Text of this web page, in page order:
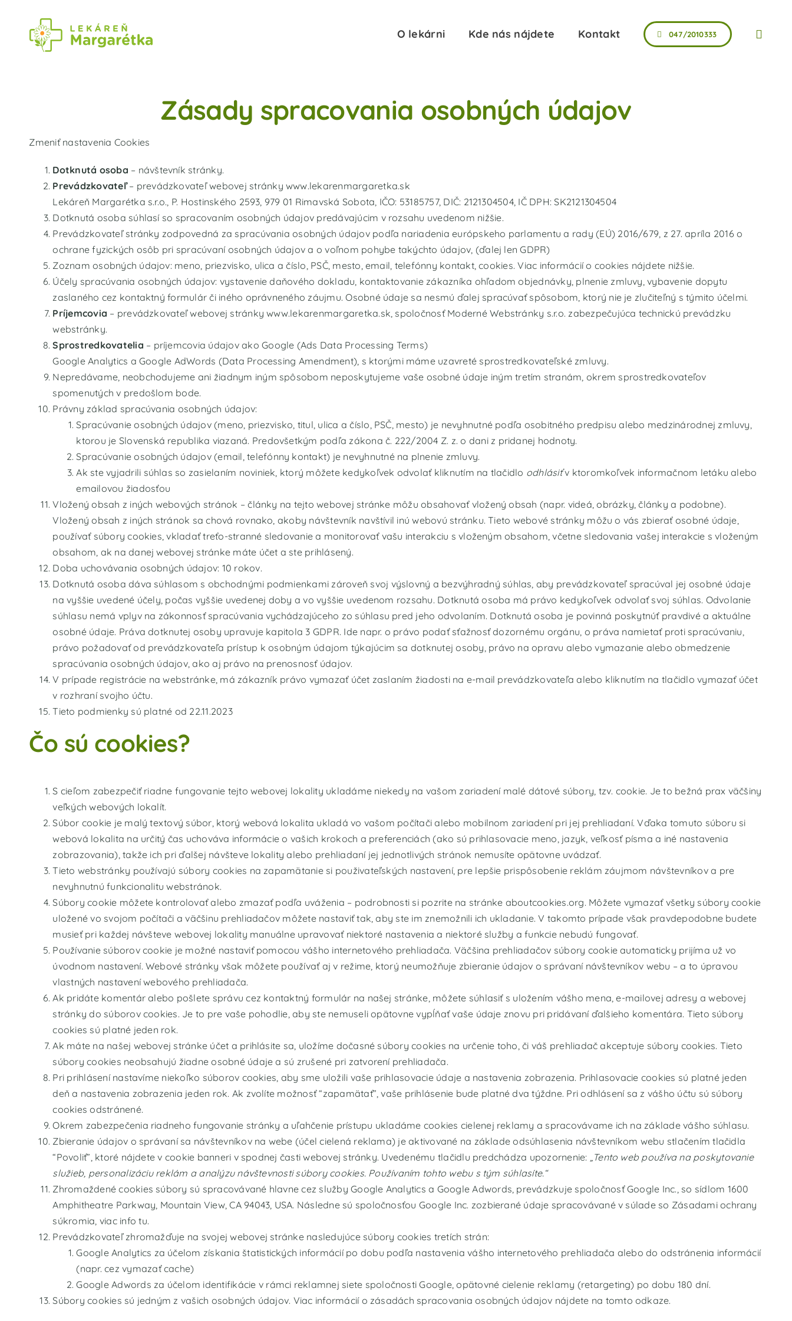
content
O lekárni Kde nás nájdete Kontakt 047/2010333
Zásady spracovania osobných údajov
Zmeniť nastavenia Cookies
Dotknutá osoba – návštevník stránky.
Prevádzkovateľ– prevádzkovateľ webovej stránky www.lekarenmargaretka.sk
Lekáreň Margarétka s.r.o., P. Hostinského 2593, 979 01 Rimavská Sobota, IČO: 53185757, DIČ: 2121304504, IČ DPH: SK2121304504
Dotknutá osoba súhlasí so spracovaním osobných údajov predávajúcim v rozsahu uvedenom nižšie.
Prevádzkovateľ stránky zodpovedná za spracúvania osobných údajov podľa nariadenia európskeho parlamentu a rady (EÚ) 2016/679, z 27. apríla 2016 o
ochrane fyzických osôb pri spracúvaní osobných údajov a o voľnom pohybe takýchto údajov, (ďalej len GDPR)
Zoznam osobných údajov: meno, priezvisko, ulica a číslo, PSČ, mesto, email, telefónny kontakt, cookies. Viac informácií o cookies nájdete nižšie.
Účely spracúvania osobných údajov: vystavenie daňového dokladu, kontaktovanie zákazníka ohľadom objednávky, plnenie zmluvy, vybavenie dopytu
zaslaného cez kontaktný formulár či iného oprávneného záujmu. Osobné údaje sa nesmú ďalej spracúvať spôsobom, ktorý nie je zlučiteľný s týmito účelmi.
Príjemcovia – prevádzkovateľ webovej stránky www.lekarenmargaretka.sk, spoločnosť Moderné Webstránky s.r.o. zabezpečujúca technickú prevádzku
webstránky.
Sprostredkovatelia – príjemcovia údajov ako Google (Ads Data Processing Terms)
Google Analytics a Google AdWords (Data Processing Amendment), s ktorými máme uzavreté sprostredkovateľské zmluvy.
Nepredávame, neobchodujeme ani žiadnym iným spôsobom neposkytujeme vaše osobné údaje iným tretím stranám, okrem sprostredkovateľov
spomenutých v predošlom bode.
Právny základ spracúvania osobných údajov:
Spracúvanie osobných údajov (meno, priezvisko, titul, ulica a číslo, PSČ, mesto) je nevyhnutné podľa osobitného predpisu alebo medzinárodnej zmluvy,
ktorou je Slovenská republika viazaná. Predovšetkým podľa zákona č. 222/2004 Z. z. o dani z pridanej hodnoty.
Spracúvanie osobných údajov (email, telefónny kontakt) je nevyhnutné na plnenie zmluvy.
Ak ste vyjadrili súhlas so zasielaním noviniek, ktorý môžete kedykoľvek odvolať kliknutím na tlačidlo odhlásiťv ktoromkoľvek informačnom letáku alebo
emailovou žiadosťou
Vložený obsah z iných webových stránok – články na tejto webovej stránke môžu obsahovať vložený obsah (napr. videá, obrázky, články a podobne).
Vložený obsah z iných stránok sa chová rovnako, akoby návštevník navštívil inú webovú stránku. Tieto webové stránky môžu o vás zbierať osobné údaje,
používať súbory cookies, vkladať treťo-stranné sledovanie a monitorovať vašu interakciu s vloženým obsahom, včetne sledovania vašej interakcie s vloženým
obsahom, ak na danej webovej stránke máte účet a ste prihlásený.
Doba uchovávania osobných údajov: 10 rokov.
Dotknutá osoba dáva súhlasom s obchodnými podmienkami zároveň svoj výslovný a bezvýhradný súhlas, aby prevádzkovateľ spracúval jej osobné údaje
na vyššie uvedené účely, počas vyššie uvedenej doby a vo vyššie uvedenom rozsahu. Dotknutá osoba má právo kedykoľvek odvolať svoj súhlas. Odvolanie
súhlasu nemá vplyv na zákonnosť spracúvania vychádzajúceho zo súhlasu pred jeho odvolaním. Dotknutá osoba je povinná poskytnúť pravdivé a aktuálne
osobné údaje. Práva dotknutej osoby upravuje kapitola 3 GDPR. Ide napr. o právo podať sťažnosť dozornému orgánu, o práva namietať proti spracúvaniu,
právo požadovať od prevádzkovateľa prístup k osobným údajom týkajúcim sa dotknutej osoby, právo na opravu alebo vymazanie alebo obmedzenie
spracúvania osobných údajov, ako aj právo na prenosnosť údajov.
V prípade registrácie na webstránke, má zákazník právo vymazať účet zaslaním žiadosti na e-mail prevádzkovateľa alebo kliknutím na tlačidlo vymazať účet
v rozhraní svojho účtu.
Tieto podmienky sú platné od 22.11.2023
Čo sú cookies?
S cieľom zabezpečiť riadne fungovanie tejto webovej lokality ukladáme niekedy na vašom zariadení malé dátové súbory, tzv. cookie. Je to bežná prax väčšiny
veľkých webových lokalít.
Súbor cookie je malý textový súbor, ktorý webová lokalita ukladá vo vašom počítači alebo mobilnom zariadení pri jej prehliadaní. Vďaka tomuto súboru si
webová lokalita na určitý čas uchováva informácie o vašich krokoch a preferenciách (ako sú prihlasovacie meno, jazyk, veľkosť písma a iné nastavenia
zobrazovania), takže ich pri ďalšej návšteve lokality alebo prehliadaní jej jednotlivých stránok nemusíte opätovne uvádzať.
Tieto webstránky používajú súbory cookies na zapamätanie si použivateľských nastavení, pre lepšie prispôsobenie reklám záujmom návštevníkov a pre
nevyhnutnú funkcionalitu webstránok.
Súbory cookie môžete kontrolovať alebo zmazať podľa uváženia – podrobnosti si pozrite na stránke aboutcookies.org. Môžete vymazať všetky súbory cookie
uložené vo svojom počítači a väčšinu prehliadačov môžete nastaviť tak, aby ste im znemožnili ich ukladanie. V takomto prípade však pravdepodobne budete
musieť pri každej návšteve webovej lokality manuálne upravovať niektoré nastavenia a niektoré služby a funkcie nebudú fungovať.
Používanie súborov cookie je možné nastaviť pomocou vášho internetového prehliadača. Väčšina prehliadačov súbory cookie automaticky prijíma už vo
úvodnom nastavení. Webové stránky však môžete používať aj v režime, ktorý neumožňuje zbieranie údajov o správaní návštevníkov webu – a to úpravou
vlastných nastavení webového prehliadača.
Ak pridáte komentár alebo pošlete správu cez kontaktný formulár na našej stránke, môžete súhlasiť s uložením vášho mena, e-mailovej adresy a webovej
stránky do súborov cookies. Je to pre vaše pohodlie, aby ste nemuseli opätovne vypĺňať vaše údaje znovu pri pridávaní ďalšieho komentára. Tieto súbory
cookies sú platné jeden rok.
Ak máte na našej webovej stránke účet a prihlásite sa, uložíme dočasné súbory cookies na určenie toho, či váš prehliadač akceptuje súbory cookies. Tieto
súbory cookies neobsahujú žiadne osobné údaje a sú zrušené pri zatvorení prehliadača.
Pri prihlásení nastavíme niekoľko súborov cookies, aby sme uložili vaše prihlasovacie údaje a nastavenia zobrazenia. Prihlasovacie cookies sú platné jeden
deň a nastavenia zobrazenia jeden rok. Ak zvolíte možnosť “zapamätať”, vaše prihlásenie bude platné dva týždne. Pri odhlásení sa z vášho účtu sú súbory
cookies odstránené.
Okrem zabezpečenia riadneho fungovanie stránky a uľahčenie prístupu ukladáme cookies cielenej reklamy a spracovávame ich na základe vášho súhlasu.
Zbieranie údajov o správaní sa návštevníkov na webe (účel cielená reklama) je aktivované na základe odsúhlasenia návštevníkom webu stlačením tlačidla
“Povoliť”, ktoré nájdete v cookie banneri v spodnej časti webovej stránky. Uvedenému tlačidlu predchádza upozornenie:
„Tento web používa na poskytovanie
služieb, personalizáciu reklám a analýzu návštevnosti súbory cookies. Používaním tohto webu s tým súhlasíte.“
Zhromaždené cookies súbory sú spracovávané hlavne cez služby Google Analytics a Google Adwords, prevádzkuje spoločnosť Google Inc., so sídlom 1600
Amphitheatre Parkway, Mountain View, CA 94043, USA. Následne sú spoločnosťou Google Inc. zozbierané údaje spracovávané v súlade so Zásadami ochrany
súkromia, viac infotu.
Prevádzkovateľ zhromažďuje na svojej webovej stránke nasledujúce súbory cookies tretích strán:
Google Analytics za účelom získania štatistických informácií po dobu podľa nastavenia vášho internetového prehliadača alebo do odstránenia informácií
(napr. cez vymazať cache)
Google Adwords za účelom identifikácie v rámci reklamnej siete spoločnosti Google, opätovné cielenie reklamy (retargeting) po dobu 180 dní.
Súbory cookies sú jedným z vašich osobných údajov. Viac informácií o zásadách spracovania osobných údajov nájdete na tomto odkaze.